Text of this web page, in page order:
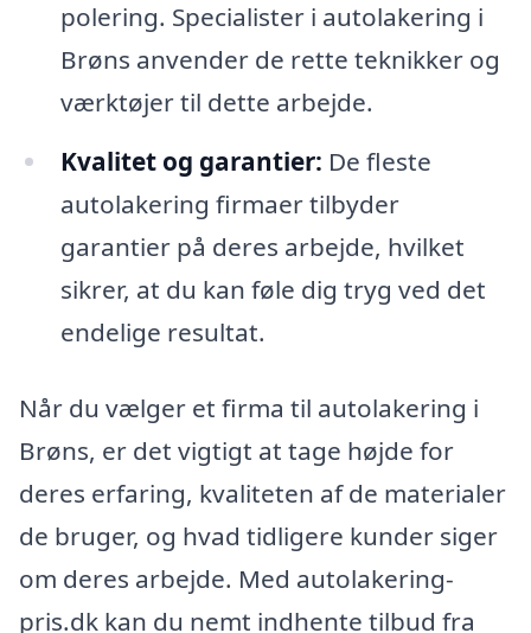
polering. Specialister i autolakering i
Brøns anvender de rette teknikker og
værktøjer til dette arbejde.
Kvalitet og garantier: De fleste
autolakering firmaer tilbyder
garantier på deres arbejde, hvilket
sikrer, at du kan føle dig tryg ved det
endelige resultat.
Når du vælger et firma til autolakering i
Brøns, er det vigtigt at tage højde for
deres erfaring, kvaliteten af de materialer
de bruger, og hvad tidligere kunder siger
om deres arbejde. Med autolakering-
pris.dk kan du nemt indhente tilbud fra